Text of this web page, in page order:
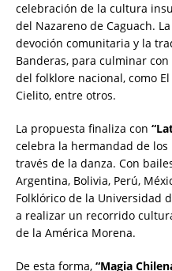
celebración de la cultura
del Nazareno de Caguach.
devoción comunitaria y la
Banderas, para culminar
del folklore nacional, como
Cielito, entre otros.
La propuesta finaliza con
celebra la hermandad de
través de la danza. Con
Argentina, Bolivia, Perú,
Folklórico de la Universidad
a realizar un recorrido
de la América Morena.
De esta forma, “Magia